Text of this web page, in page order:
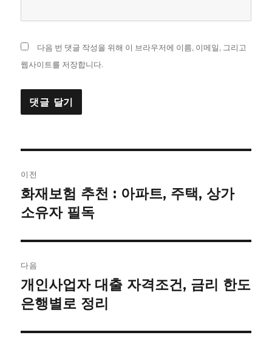
다음 번 댓글 작성을 위해 이 브라우저에 이름, 이메일, 그리고
웹사이트를 저장합니다.
내
비
게
이
션
이전
이
전
화재보험 추천 : 아파트, 주택, 상가
소유자 필독
다음
다
음
개인사업자 대출 자격조건, 금리 한도
은행별로 정리